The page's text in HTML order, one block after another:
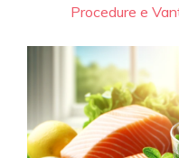
Procedure e